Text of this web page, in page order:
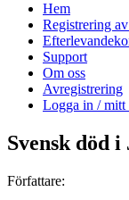
Hem
Registrering
Support
Om oss
Avregistrering
Logga in / mitt
Svensk död i
Författare: